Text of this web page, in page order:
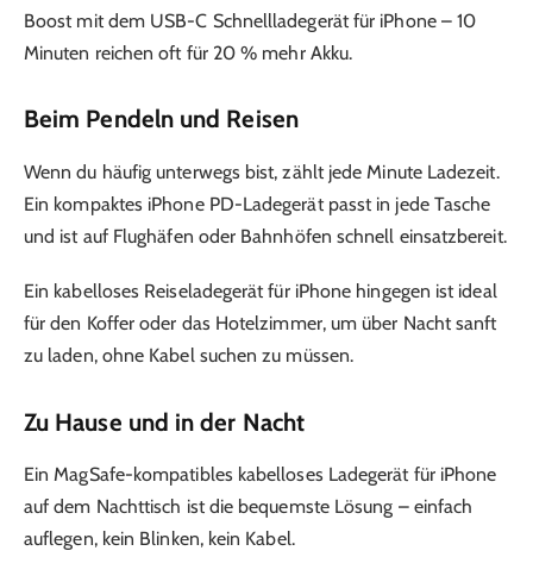
Boost mit dem USB-C Schnellladegerät für iPhone – 10
Minuten reichen oft für 20 % mehr Akku.
Beim Pendeln und Reisen
Wenn du häufig unterwegs bist, zählt jede Minute Ladezeit.
Ein kompaktes iPhone PD-Ladegerät passt in jede Tasche
und ist auf Flughäfen oder Bahnhöfen schnell einsatzbereit.
Ein kabelloses Reiseladegerät für iPhone hingegen ist ideal
für den Koffer oder das Hotelzimmer, um über Nacht sanft
zu laden, ohne Kabel suchen zu müssen.
Zu Hause und in der Nacht
Ein MagSafe-kompatibles kabelloses Ladegerät für iPhone
auf dem Nachttisch ist die bequemste Lösung – einfach
auflegen, kein Blinken, kein Kabel.